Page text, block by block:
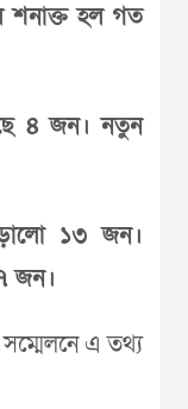
শনাক্ত হল গত
৪ জন। নতুন
১৩ জন।
জন।
সম্মেলনে এ তথ্য